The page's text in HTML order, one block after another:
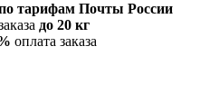
тарифам Почты России
до 20 кг
оплата заказа